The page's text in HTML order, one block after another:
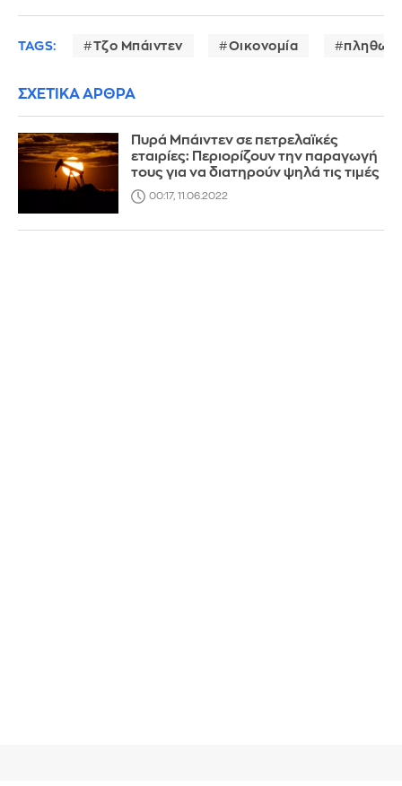
TAGS: Τζο Μπάιντεν Οικονομία
ΣΧΕΤΙΚΑ ΑΡΘΡΑ
Πυρά Μπάιντεν σε πετρελαϊκές
εταιρίες: Περιορίζουν την παραγωγή
τους για να διατηρούν ψηλά τις τιμές
00:17, 11.06.2022